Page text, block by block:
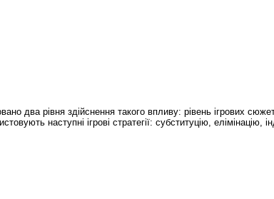
два рівня здійснення такого впливу: рівень ігрових
наступні ігрові стратегії: субституцію, елімінацію,